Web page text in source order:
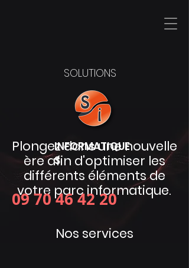
SOLUTIONS
INFORMATIQUE
S
09 70 46 42 20
Plongez dans une nouvelle
ère afin d'optimiser les
différents éléments de
votre parc informatique.
Nos services